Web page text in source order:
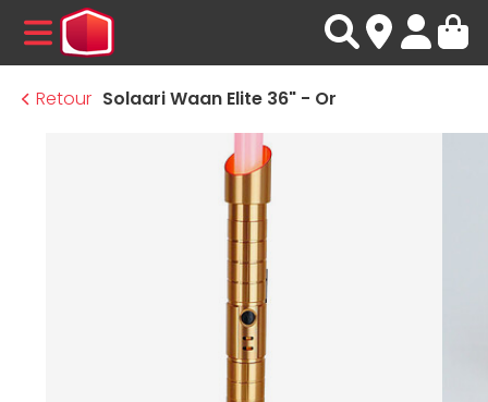
MENU
Retour Solaari Waan Elite 36" - Or